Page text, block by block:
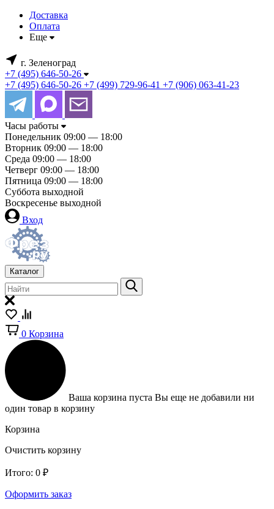
Доставка
Оплата
Еще
г. Зеленоград
+7 (495) 646-50-26
+7 (495) 646-50-26 +7 (499) 729-96-41 +7 (906) 063-41-23
Часы работы
Понедельник 09:00 — 18:00
Вторник 09:00 — 18:00
Среда 09:00 — 18:00
Четверг 09:00 — 18:00
Пятница 09:00 — 18:00
Суббота выходной
Воскресенье выходной
Вход
Каталог
0 Корзина
Ваша корзина пуста Вы еще не добавили ни
один товар в корзину
Корзина
Очистить корзину
Итого: 0 ₽
Оформить заказ